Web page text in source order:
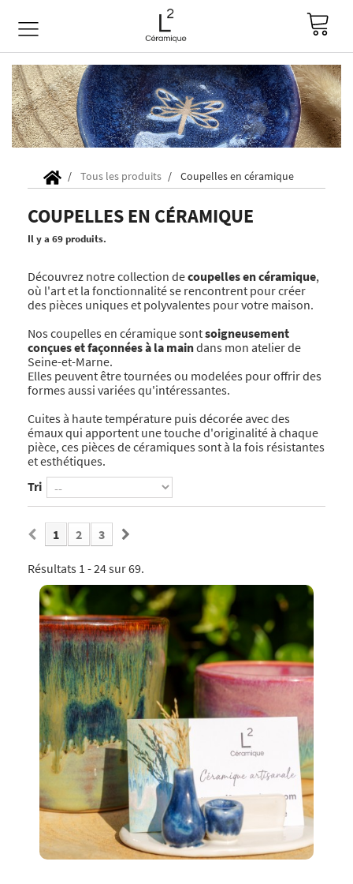
Tous les produits Coupelles en céramique
COUPELLES EN CÉRAMIQUE
Il y a 69 produits.
Découvrez notre collection decoupelles en céramique,
où l'art et la fonctionnalité se rencontrent pour créer
des pièces uniques et polyvalentes pour votre maison.
Nos coupelles en céramique sontsoigneusement
conçues et façonnées à la maindans mon atelier de
Seine-et-Marne.
Elles peuvent être tournées ou modelées pour offrir des
formes aussi variées qu'intéressantes.
Cuites à haute température puis décorée avec des
émaux qui apportent une touche d'originalité à chaque
pièce, ces pièces de céramiques sont à la fois résistantes
et esthétiques.
Tri
1 2 3
Résultats 1 - 24 sur 69.